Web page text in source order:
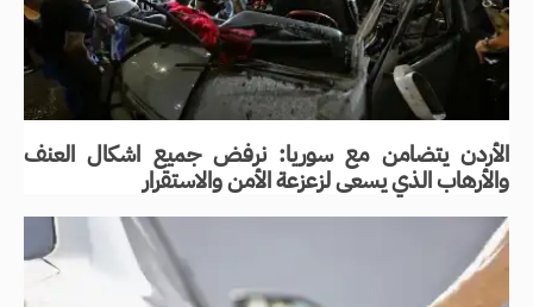
الأردن يتضامن مع سوريا: نرفض جميع اشكال العنف
والأرهاب الذي يسعى لزعزعة الأمن والاستقرار